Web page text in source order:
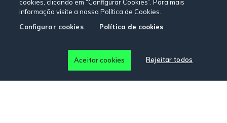
© Copyright 2026 - EDP Comercial. Todos os direitos
reservados
cookies, clicando em “Configurar Cookies”. Para mais
informação visite a nossa Política de Cookies.
Configurar cookies
Política de cookies
Rejeitar todos
Aceitar cookies